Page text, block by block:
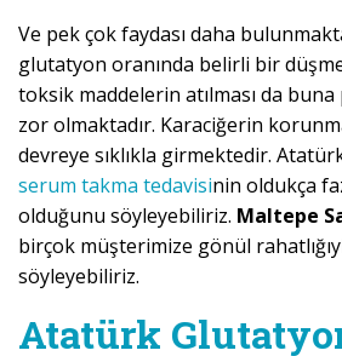
Ve pek çok faydası daha
glutatyon oranında belirli bir düşme
toksik maddelerin atılması da
zor olmaktadır. Karaciğerin
devreye sıklıkla girmektedir.
serum takma tedavisinin oldukça
olduğunu söyleyebiliriz. Maltepe
birçok müşterimize gönül
söyleyebiliriz.
Atatürk